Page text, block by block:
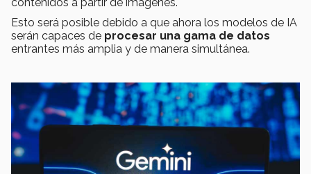
Esto será posible debido a que ahora los modelos de IA
serán capaces de procesar una gama de datos
entrantes más amplia y de manera simultánea.